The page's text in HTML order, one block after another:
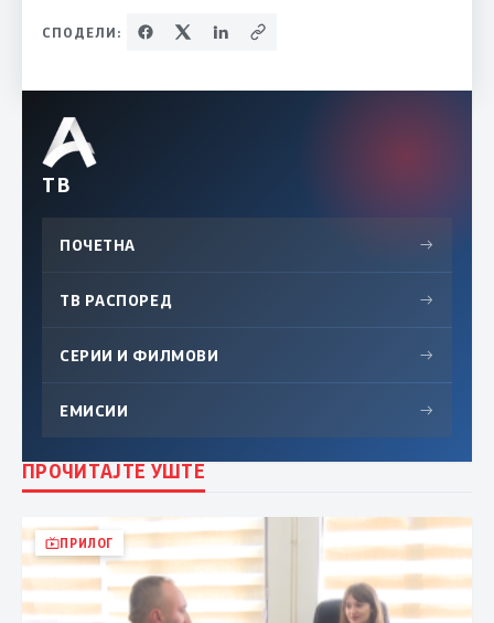
СПОДЕЛИ:
ТВ
ПОЧЕТНА →
ТВ РАСПОРЕД →
СЕРИИ И ФИЛМОВИ →
ЕМИСИИ →
ПРОЧИТАЈТЕ УШТЕ
ПРИЛОГ